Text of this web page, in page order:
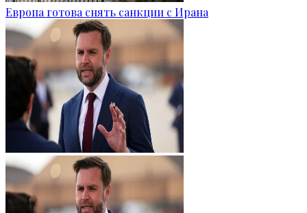
Европа готова снять санкции с Ирана